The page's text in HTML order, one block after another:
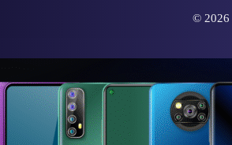
© 2026